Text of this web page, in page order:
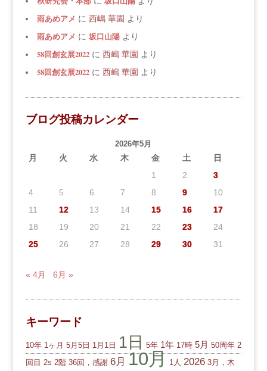
雨あめアメ に 西嶋 華園 より
雨あめアメ に 坂口山陽より
58回創玄展2022に 西嶋 華園 より
58回創玄展2022に 西嶋 華園 より
ブログ投稿カレンダー
2026年5月
月 火 水 木 金 土
日
1
2
3
4
5 6 7 8 9
10
11
12 13 14 15 16
17
18
19 20 21 22 23
24
25
26 27 28 29 30 31
« 4月 6月 »
キーワード
10年 1ヶ月 5月5日 1月1日 1日 5年 1年 17時 5月 50周年 2
回目 2s 2階 36回，感謝 6月 10月 1人 2026 3月，木